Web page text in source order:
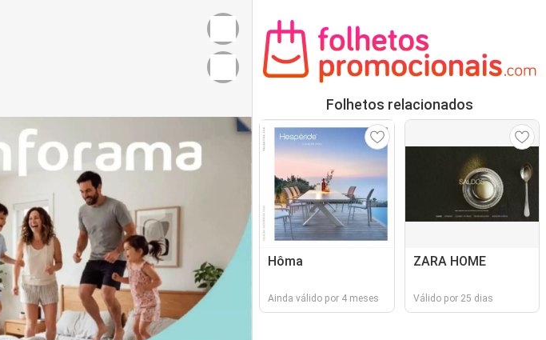
Folhetos relacionados
Hôma
Ainda válido por 4 meses
ZARA HOME
Válido por 25 dias